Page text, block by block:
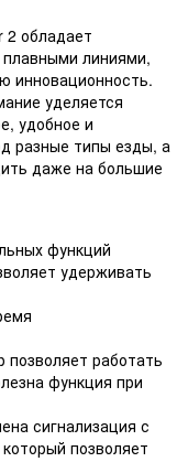
2 обладает
линиями,
инновационность.
уделяется
удобное и
разные типы езды, а
даже на большие
функций
удерживать
позволяет работать
функция при
​​сигнализация с
позволяет